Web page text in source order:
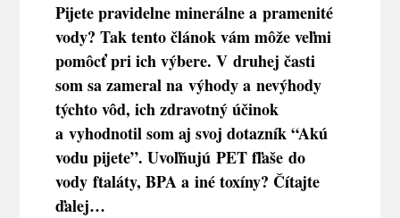
Pijete pravidelne minerálne a pramenité
vody? Tak tento článok vám môže veľmi
pomôcť pri ich výbere. V druhej časti
som sa zameral na výhody a nevýhody
týchto vôd, ich zdravotný účinok
a vyhodnotil som aj svoj dotazník “Akú
vodu pijete”. UvoľňujúPET fľaše do
vodyftaláty, BPA a iné toxíny? Čítajte
ďalej…